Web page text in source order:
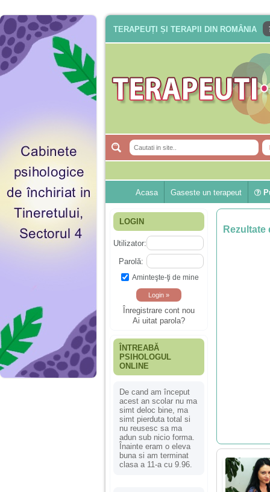
TERAPEUȚI ȘI TERAPII DIN ROMÂNIA
Acasa Gaseste un terapeut
LOGIN
Utilizator:
Parolă:
Aminteşte-ţi de mine
Înregistrare cont nou
Ai uitat parola?
ÎNTREABĂ
PSIHOLOGUL
ONLINE
De cand am început
acest an scolar nu ma
simt deloc bine, ma
simt pierduta total si
nu reusesc sa ma
adun sub nicio forma.
Înainte eram o eleva
buna si am terminat
clasa a 11-a cu 9.96.
Rezultate